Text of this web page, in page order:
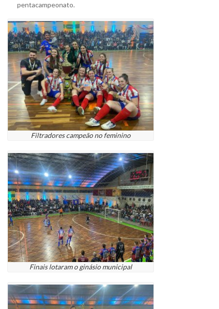
pentacampeonato.
Filtradores campeão no feminino
Finais lotaram o ginásio municipal